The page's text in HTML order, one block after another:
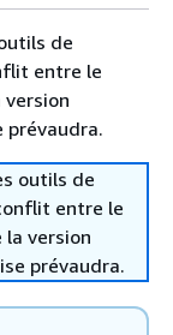
de
entre le
prévaudra.
outils de
entre le
version
prévaudra.